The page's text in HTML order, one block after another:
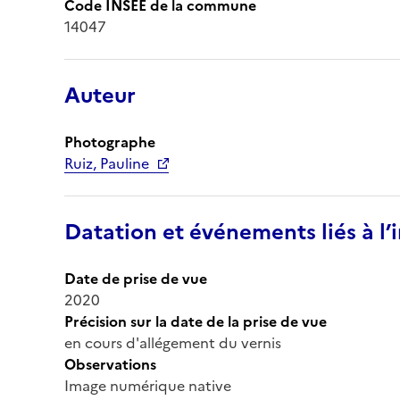
Code INSEE de la commune
14047
Auteur
Photographe
Ruiz, Pauline
Datation et événements liés à
Date de prise de vue
2020
Précision sur la date de la prise de vue
en cours d'allégement du vernis
Observations
Image numérique native